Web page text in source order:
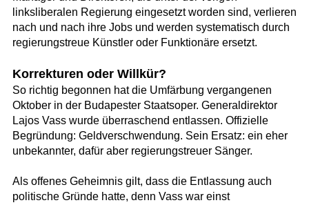
linksliberalen Regierung eingesetzt worden sind, verlieren
nach und nach ihre Jobs und werden systematisch durch
regierungstreue Künstler oder Funktionäre ersetzt.
Korrekturen oder Willkür?
So richtig begonnen hat die Umfärbung vergangenen
Oktober in der Budapester Staatsoper. Generaldirektor
Lajos Vass wurde überraschend entlassen. Offizielle
Begründung: Geldverschwendung. Sein Ersatz: ein eher
unbekannter, dafür aber regierungstreuer Sänger.
Als offenes Geheimnis gilt, dass die Entlassung auch
politische Gründe hatte, denn Vass war einst